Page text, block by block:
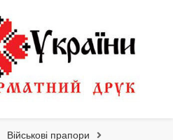
Військові прапори